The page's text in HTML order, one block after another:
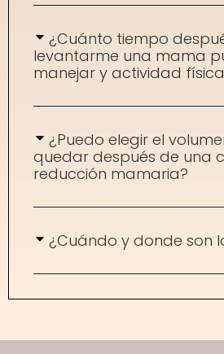
¿Cuánto tiempo
levantarme una mama
manejar y actividad
¿Puedo elegir el
quedar después de una
reducción mamaria?
¿Cuándo y donde son